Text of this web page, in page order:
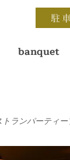
駐
banquet
ランパーティ